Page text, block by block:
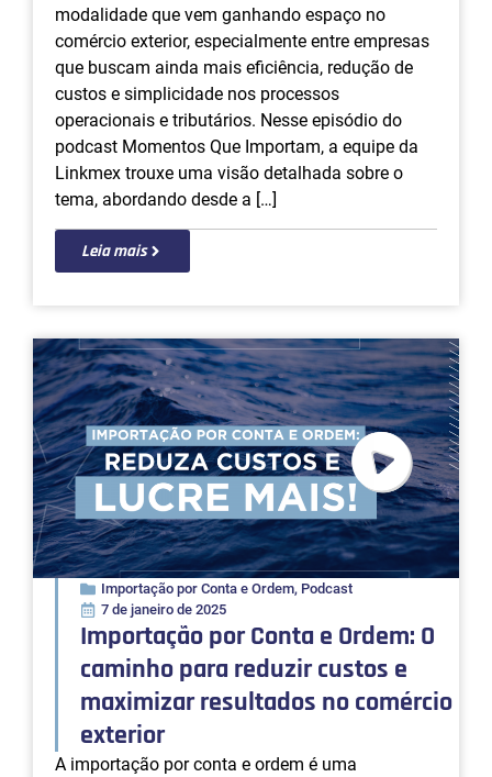
modalidade que vem ganhando espaço no
comércio exterior, especialmente entre empresas
que buscam ainda mais eficiência, redução de
custos e simplicidade nos processos
operacionais e tributários. Nesse episódio do
podcast Momentos Que Importam, a equipe da
Linkmex trouxe uma visão detalhada sobre o
tema, abordando desde a […]
Leia mais
Importação por Conta e Ordem, Podcast
7 de janeiro de 2025
Importação por Conta e Ordem: O
caminho para reduzir custos e
maximizar resultados no comércio
exterior
A importação por conta e ordem é uma